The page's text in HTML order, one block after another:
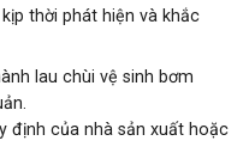
thời phát hiện và khắc
lau chùi vệ sinh bơm
định của nhà sản xuất hoặc